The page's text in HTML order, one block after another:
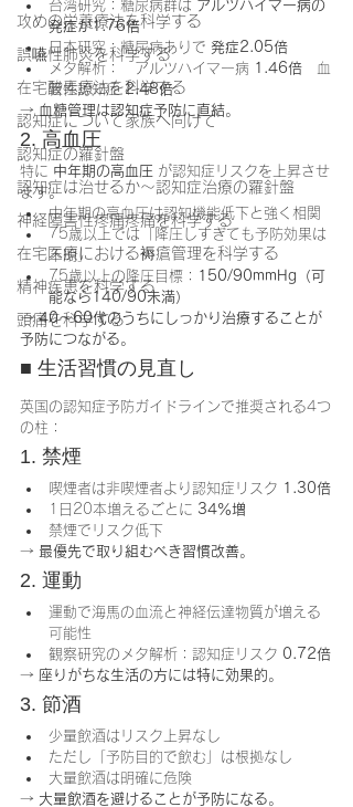
攻めの栄養療法を科学する
誤嚥性肺炎を科学する
在宅酸素療法を科学する
認知症について家族へ向けて
認知症の羅針盤
認知症は治せるか～認知症治療の羅針盤
神経障害性疼痛疼痛を科学する
在宅医療における褥瘡管理を科学する
精神疾患を科学する
頭痛を科学する
台湾研究：糖尿病群は アルツハイマー病の
発症が1.76倍
日本研究：糖尿病ありで 発症2.05倍
メタ解析：　アルツハイマー病 1.46倍 血
管性認知症 2.48倍
→ 血糖管理は認知症予防に直結。
2. 高血圧
特に 中年期の高血圧 が認知症リスクを上昇させ
ます。
中年期の高血圧は認知機能低下と強く相関
75歳以上では「降圧しすぎても予防効果は
不明」
75歳以上の降圧目標：
150/90mmHg（可
能なら140/90未満）
→ 40〜60代のうちにしっかり治療することが
予防につながる。
■ 生活習慣の見直し
英国の認知症予防ガイドラインで推奨される4つ
の柱：
1. 禁煙
喫煙者は非喫煙者より認知症リスク 1.30倍
1日20本増えるごとに 34％増
禁煙でリスク低下
→ 最優先で取り組むべき習慣改善。
2. 運動
運動で海馬の血流と神経伝達物質が増える
可能性
観察研究のメタ解析：認知症リスク 0.72倍
→ 座りがちな生活の方には特に効果的。
3. 節酒
少量飲酒はリスク上昇なし
ただし「予防目的で飲む」は根拠なし
大量飲酒は明確に危険
→ 大量飲酒を避けることが予防になる。